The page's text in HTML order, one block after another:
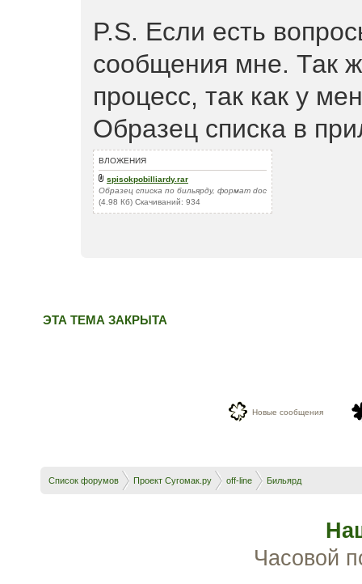
P.S. Если есть
сообщения мне. Так
процесс, так как у
Образец списка в
ВЛОЖЕНИЯ
spisokpobilliardy.rar
Образец списка по бильярду, формат doc
(4.98 Кб) Скачиваний: 934
ЭТА ТЕМА ЗАКРЫТА
Новые сообщения
Список форумов Проект Сугомак.ру off-line Бильярд
Часовой